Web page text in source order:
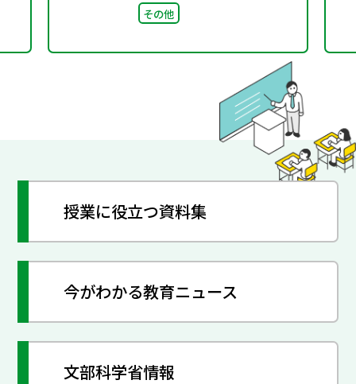
その他
授業に役立つ資料集
今がわかる教育ニュース
文部科学省情報